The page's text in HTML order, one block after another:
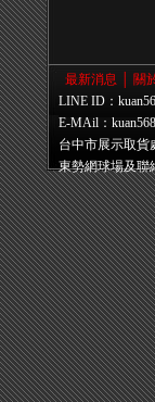
最新消息 關
LINE ID：
E-MAil：
台中市展示取貨
東勢網球場及聯